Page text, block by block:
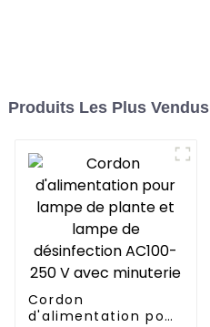
Produits Les Plus Vendus
Cordon
d'alimentation pour